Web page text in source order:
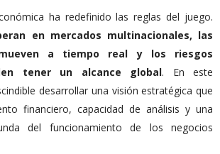
ha redefinido las reglas del juego.
en mercados multinacionales, las
a tiempo real y los riesgos
tener un alcance global. En este
desarrollar una visión estratégica que
financiero, capacidad de análisis y una
del funcionamiento de los negocios